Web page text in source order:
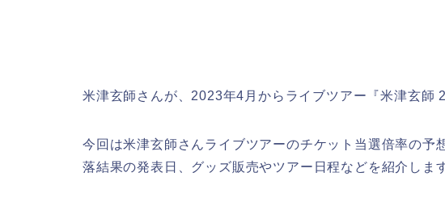
米津玄師さんが、2023年4月からライブツアー『米津玄師
今回は米津玄師さんライブツアーのチケット当選倍率の予
落結果の発表日、グッズ販売やツアー日程などを紹介しま